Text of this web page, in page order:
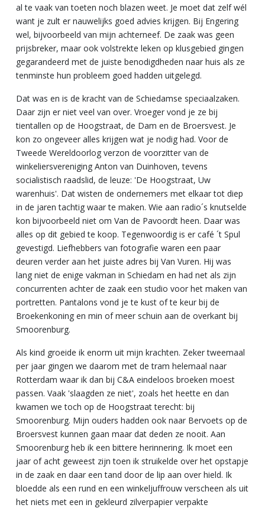
al te vaak van toeten noch blazen weet. Je moet dat zelf wél
want je zult er nauwelijks goed advies krijgen. Bij Engering
wel, bijvoorbeeld van mijn achterneef. De zaak was geen
prijsbreker, maar ook volstrekte leken op klusgebied gingen
gegarandeerd met de juiste benodigdheden naar huis als ze
tenminste hun probleem goed hadden uitgelegd.
Dat was en is de kracht van de Schiedamse speciaalzaken.
Daar zijn er niet veel van over. Vroeger vond je ze bij
tientallen op de Hoogstraat, de Dam en de Broersvest. Je
kon zo ongeveer alles krijgen wat je nodig had. Voor de
Tweede Wereldoorlog verzon de voorzitter van de
winkeliersvereniging Anton van Duinhoven, tevens
socialistisch raadslid, de leuze: 'De Hoogstraat, Uw
warenhuis'. Dat wisten de ondernemers met elkaar tot diep
in de jaren tachtig waar te maken. Wie aan radio´s knutselde
kon bijvoorbeeld niet om Van de Pavoordt heen. Daar was
alles op dit gebied te koop. Tegenwoordig is er café ´t Spul
gevestigd. Liefhebbers van fotografie waren een paar
deuren verder aan het juiste adres bij Van Vuren. Hij was
lang niet de enige vakman in Schiedam en had net als zijn
concurrenten achter de zaak een studio voor het maken van
portretten. Pantalons vond je te kust of te keur bij de
Broekenkoning en min of meer schuin aan de overkant bij
Smoorenburg.
Als kind groeide ik enorm uit mijn krachten. Zeker tweemaal
per jaar gingen we daarom met de tram helemaal naar
Rotterdam waar ik dan bij C&A eindeloos broeken moest
passen. Vaak 'slaagden ze niet', zoals het heette en dan
kwamen we toch op de Hoogstraat terecht: bij
Smoorenburg. Mijn ouders hadden ook naar Bervoets op de
Broersvest kunnen gaan maar dat deden ze nooit. Aan
Smoorenburg heb ik een bittere herinnering. Ik moet een
jaar of acht geweest zijn toen ik struikelde over het opstapje
in de zaak en daar een tand door de lip aan over hield. Ik
bloedde als een rund en een winkeljuffrouw verscheen als uit
het niets met een in gekleurd zilverpapier verpakte